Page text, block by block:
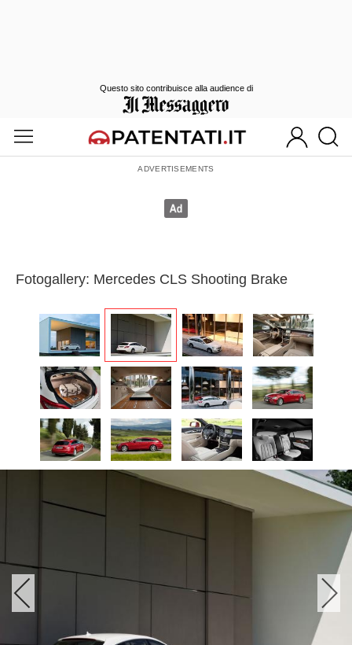
Fotogallery: Mercedes CLS Shooting Brake
Questo sito contribuisce alla audience di